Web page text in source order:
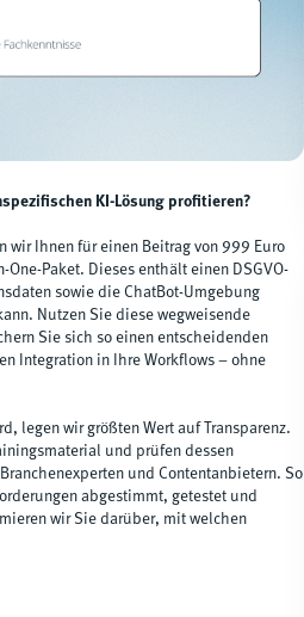
KI-Lösung profitieren?
wir Ihnen für einen Beitrag von 999 Euro
One-Paket. Dieses enthält einen DSGVO-
sowie die ChatBot-Umgebung
Nutzen Sie diese wegweisende
Sie sich so einen entscheidenden
Integration in Ihre Workflows – ohne
legen wir größten Wert auf Transparenz.
und prüfen dessen
und Contentanbietern. So
abgestimmt, getestet und
wir Sie darüber, mit welchen